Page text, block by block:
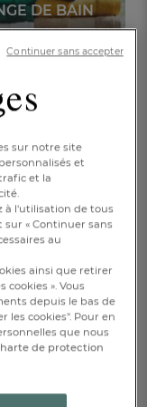
AT
DE BAIN
!
sur notre site
et
et la
à l'utilisation de tous
sur « Continuer sans
au
ainsi que retirer
». Vous
depuis le bas de
les cookies". Pour en
que nous
de protection
Continuer sans accepter